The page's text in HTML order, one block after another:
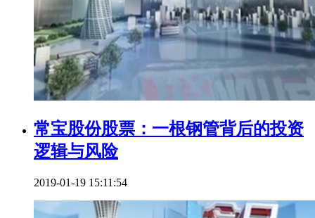
常宝股份股票：一根钢管背后的投资
逻辑与风险
2019-01-19 15:11:54